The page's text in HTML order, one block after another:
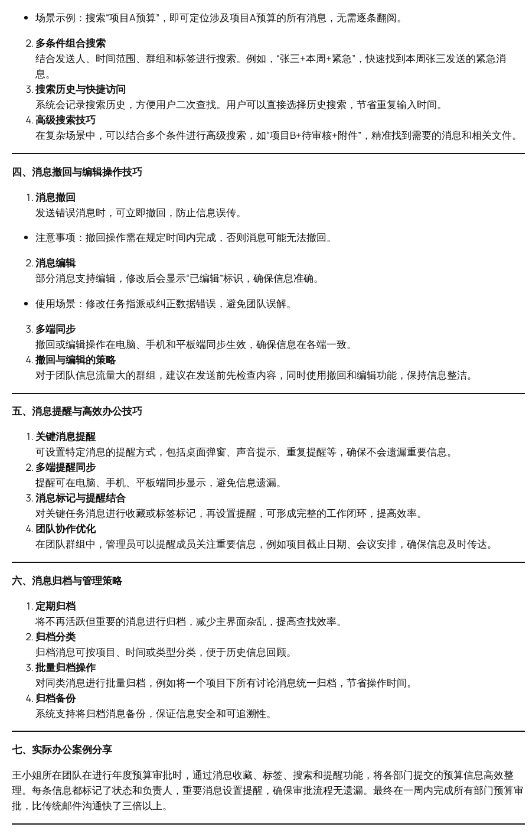
场景示例：搜索“项目A预算”，即可定位涉及项目A预算的所有消息，无需逐条翻阅。
多条件组合搜索
结合发送人、时间范围、群组和标签进行搜索。例如，“张三+本周+紧急”，快速找到本周张三发送的紧急消
息。
搜索历史与快捷访问
系统会记录搜索历史，方便用户二次查找。用户可以直接选择历史搜索，节省重复输入时间。
高级搜索技巧
在复杂场景中，可以结合多个条件进行高级搜索，如“项目B+待审核+附件”，精准找到需要的消息和相关文件。
四、消息撤回与编辑操作技巧
消息撤回
发送错误消息时，可立即撤回，防止信息误传。
注意事项：撤回操作需在规定时间内完成，否则消息可能无法撤回。
消息编辑
部分消息支持编辑，修改后会显示“已编辑”标识，确保信息准确。
使用场景：修改任务指派或纠正数据错误，避免团队误解。
多端同步
撤回或编辑操作在电脑、手机和平板端同步生效，确保信息在各端一致。
撤回与编辑的策略
对于团队信息流量大的群组，建议在发送前先检查内容，同时使用撤回和编辑功能，保持信息整洁。
五、消息提醒与高效办公技巧
关键消息提醒
可设置特定消息的提醒方式，包括桌面弹窗、声音提示、重复提醒等，确保不会遗漏重要信息。
多端提醒同步
提醒可在电脑、手机、平板端同步显示，避免信息遗漏。
消息标记与提醒结合
对关键任务消息进行收藏或标签标记，再设置提醒，可形成完整的工作闭环，提高效率。
团队协作优化
在团队群组中，管理员可以提醒成员关注重要信息，例如项目截止日期、会议安排，确保信息及时传达。
六、消息归档与管理策略
定期归档
将不再活跃但重要的消息进行归档，减少主界面杂乱，提高查找效率。
归档分类
归档消息可按项目、时间或类型分类，便于历史信息回顾。
批量归档操作
对同类消息进行批量归档，例如将一个项目下所有讨论消息统一归档，节省操作时间。
归档备份
系统支持将归档消息备份，保证信息安全和可追溯性。
七、实际办公案例分享
王小姐所在团队在进行年度预算审批时，通过消息收藏、标签、搜索和提醒功能，将各部门提交的预算信息高效整
理。每条信息都标记了状态和负责人，重要消息设置提醒，确保审批流程无遗漏。最终在一周内完成所有部门预算审
批，比传统邮件沟通快了三倍以上。